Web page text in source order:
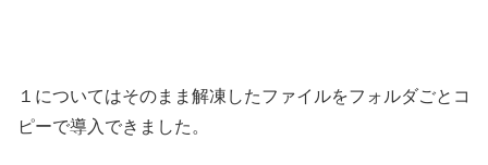
１についてはそのまま解凍したファイルをフォルダごとコ
ピーで導入できました。